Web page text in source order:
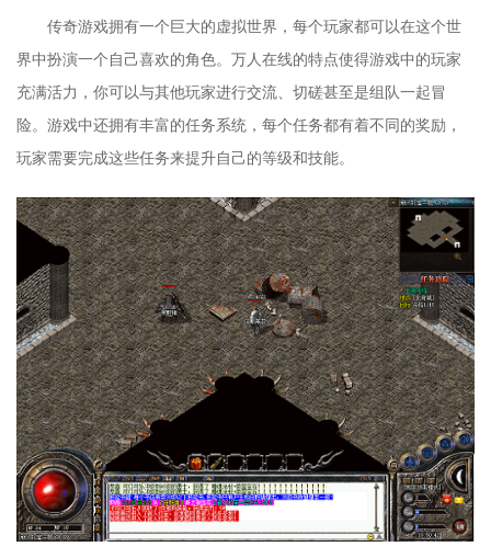
传奇游戏拥有一个巨大的虚拟世界，每个玩家都可以在这个世
界中扮演一个自己喜欢的角色。万人在线的特点使得游戏中的玩家
充满活力，你可以与其他玩家进行交流、切磋甚至是组队一起冒
险。游戏中还拥有丰富的任务系统，每个任务都有着不同的奖励，
玩家需要完成这些任务来提升自己的等级和技能。